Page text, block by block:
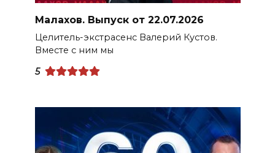
Малахов. Выпуск от 22.07.2026
Целитель-экстрасенс Валерий Кустов.
Вместе с ним мы
5